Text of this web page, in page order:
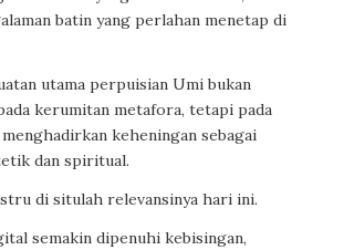
batin yang perlahan menetap di
utama perpuisian Umi bukan
kerumitan metafora, tetapi pada
keheningan sebagai
dan spiritual.
di situlah relevansinya hari ini.
semakin dipenuhi kebisingan,